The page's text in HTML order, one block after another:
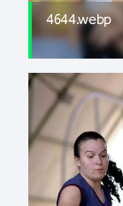
4644.webp